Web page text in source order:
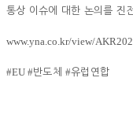
통상 이슈에 대한 논의를 진
www.yna.co.kr/view/
#EU #반도체#유럽연합